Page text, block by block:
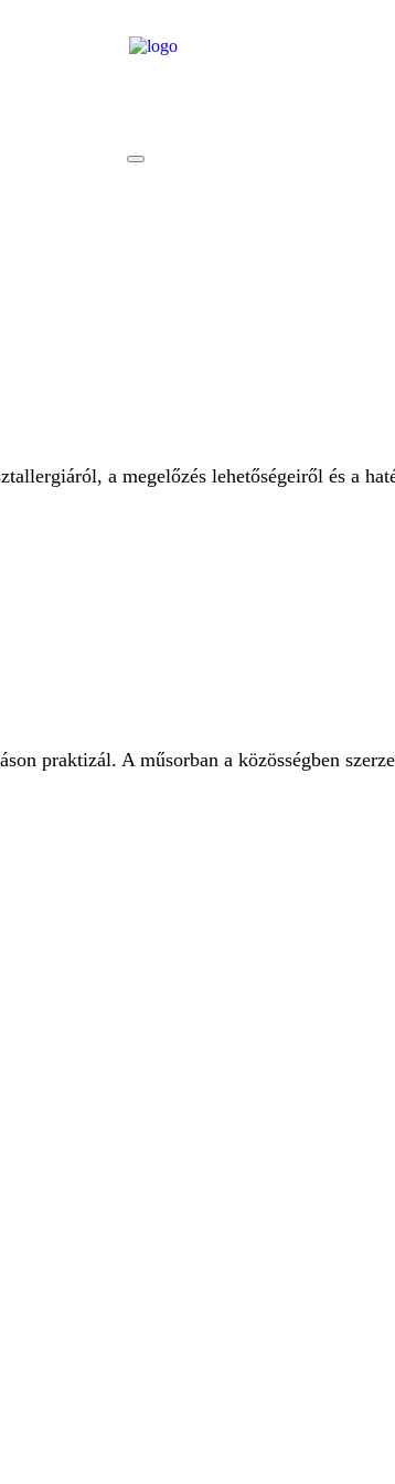
a megelőzés lehetőségeiről és a
praktizál. A műsorban a közösségben